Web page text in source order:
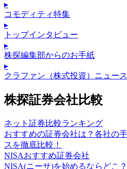
▸
コモディティ特集
▸
トップインタビュー
▸
株探編集部からのお手紙
▸
クラファン（株式投資）ニュース
株探証券会社比較
ネット証券比較ランキング
おすすめの証券会社は？各社の
スを徹底比較！
NISAおすすめ証券会社
NISA(ニーサ)を始めるならどこ